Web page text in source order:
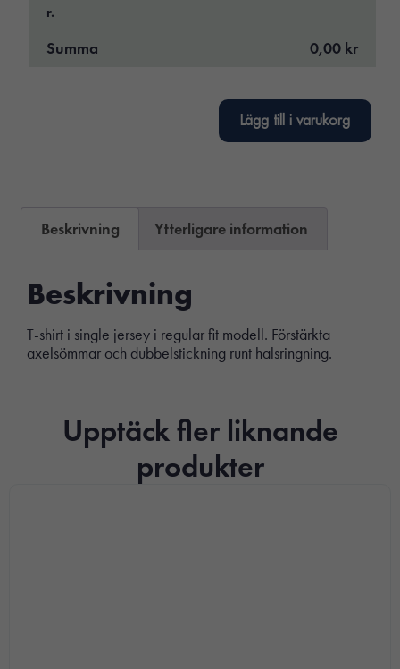
r.
Summa 0,00 kr
Lägg till i varukorg
Beskrivning Ytterligare information
Beskrivning
T-shirt i single jersey i regular fit modell. Förstärkta
axelsömmar och dubbelstickning runt halsringning.
Upptäck fler liknande
produkter